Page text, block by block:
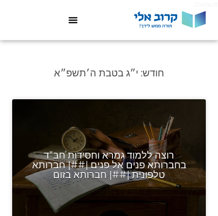
חודש: י״ג בטבת ה׳תשפ״א
רוצה ללמוד גמרא וחסידות חב"ד
בחברותא פנים אל פנים |##| חברותא
טלפונית |##| חברותא בזום